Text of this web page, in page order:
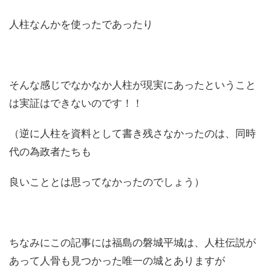
人柱なんかを使ったであったり
そんな感じでなかなか人柱が現実にあったということ
は実証はできないのです！！
（逆に人柱を資料として書き残さなかったのは、同時
代の為政者たちも
良いこととは思ってなかったのでしょう）
ちなみにこの記事には福島の磐城平城は、人柱伝説が
あって人骨も見つかった唯一の城とありますが